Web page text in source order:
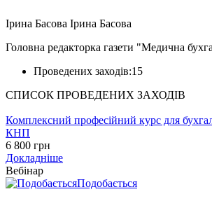
Ірина Басова Ірина Басова
Головна редакторка газети "Медична
Проведених заходів:15
СПИСОК ПРОВЕДЕНИХ ЗАХОДІВ
Комплексний професійний курс для
КНП
6 800 грн
Докладніше
Вебінар
Подобається